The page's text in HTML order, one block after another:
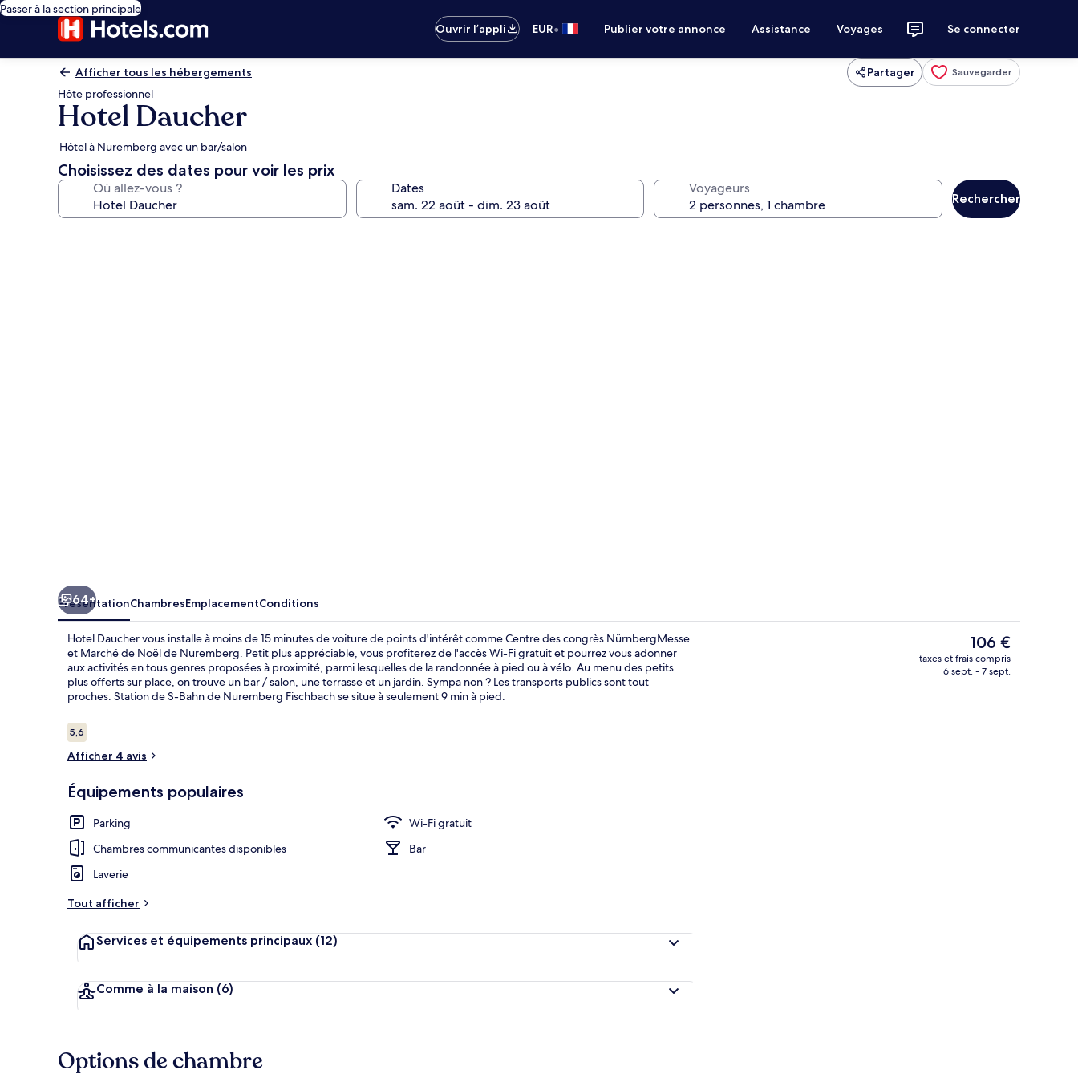
Passer à la section principale
Ouvrir l’appli
EUR• Publier votre annonce Assistance Voyages Se connecter
Afficher tous les hébergements Partager Sauvegarder
Hôte professionnel
Hotel Daucher
Hôtel à Nuremberg avec un bar/salon
Choisissez des dates pour voir les prix
Où allez-vous ? Dates Voyageurs
Rechercher
Appartement Confort | Coffres-forts
64+
PrésentationChambresEmplacementConditions
Hotel Daucher vous installe à moins de 15 minutes de voiture de points d'intérêt comme Centre des congrès NürnbergMesse
et Marché de Noël de Nuremberg. Petit plus appréciable, vous profiterez de l'accès Wi-Fi gratuit et pourrez vous adonner
aux activités en tous genres proposées à proximité, parmi lesquelles de la randonnée à pied ou à vélo. Au menu des petits
plus offerts sur place, on trouve un bar / salon, une terrasse et un jardin. Sympa non ? Les transports publics sont tout
proches. Station de S-Bahn de Nuremberg Fischbach se situe à seulement 9 min à pied.
Avis
voyageurs
5,65,6 sur 10
Afficher 4 avis
Équipements populaires
Parking
Wi-Fi gratuit
Chambres communicantes disponibles
Bar
Laverie
Tout afficher
Services et équipements principaux (12)
Comme à la maison (6)
Le
prix
actuel
106 €
taxes et frais compris
6 sept. - 7 sept.
Options de chambre